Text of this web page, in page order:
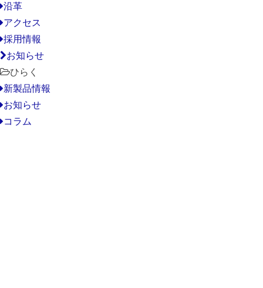
沿革
アクセス
採用情報
お知らせ
ひらく
新製品情報
お知らせ
コラム